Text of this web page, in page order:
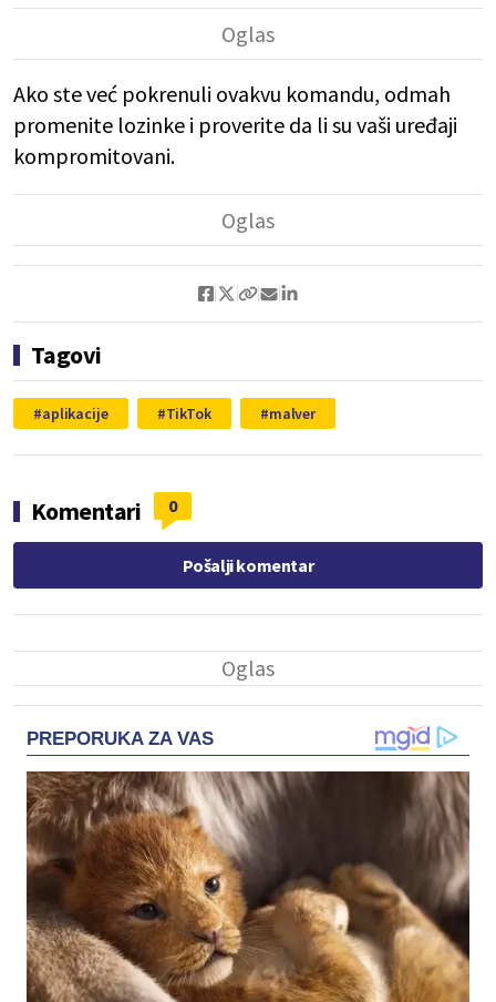
Ako ste već pokrenuli ovakvu komandu, odmah
promenite lozinke i proverite da li su vaši uređaji
kompromitovani.
Tagovi
aplikacije TikTok malver
Komentari 0
Pošalji komentar
PREPORUKA ZA VAS